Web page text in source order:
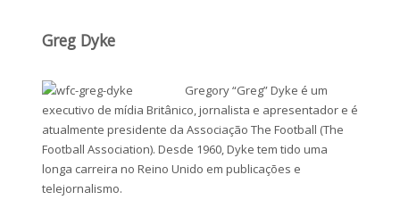
Greg Dyke
Gregory “Greg” Dyke é um
executivo de mídia Britânico, jornalista e apresentador e é
atualmente presidente da Associação The Football (The
Football Association). Desde 1960, Dyke tem tido uma
longa carreira no Reino Unido em publicações e
telejornalismo.